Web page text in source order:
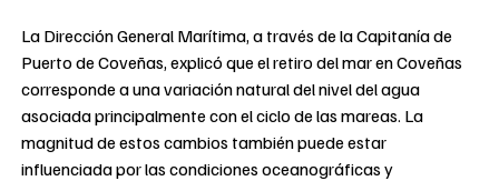
La Dirección General Marítima, a través de la Capitanía de
Puerto de Coveñas, explicó que el retiro del mar en Coveñas
corresponde a una variación natural del nivel del agua
asociada principalmente con el ciclo de las mareas. La
magnitud de estos cambios también puede estar
influenciada por las condiciones oceanográficas y